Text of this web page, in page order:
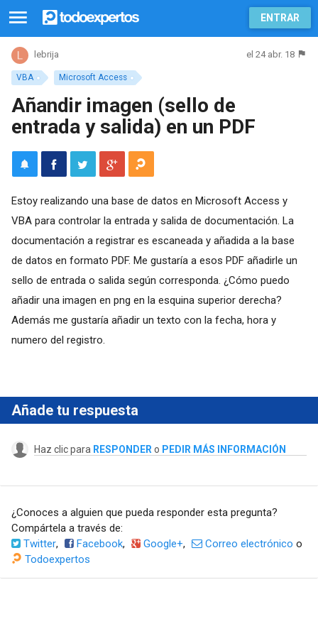
ENTRAR
VBA Microsoft Access
lebrija el 24 abr. 18
Añandir imagen (sello de
entrada y salida) en un PDF
Estoy realizando una base de datos en Microsoft Access y
VBA para controlar la entrada y salida de documentación. La
documentación a registrar es escaneada y añadida a la base
de datos en formato PDF. Me gustaría a esos PDF añadirle un
sello de entrada o salida según corresponda. ¿Cómo puedo
añadir una imagen en png en la esquina superior derecha?
Además me gustaría añadir un texto con la fecha, hora y
numero del registro.
Añade tu respuesta
Haz clic para RESPONDER o PEDIR MÁS INFORMACIÓN
¿Conoces a alguien que pueda responder esta pregunta?
Compártela a través de:
Twitter, Facebook, Google+, Correo electrónico o
Todoexpertos